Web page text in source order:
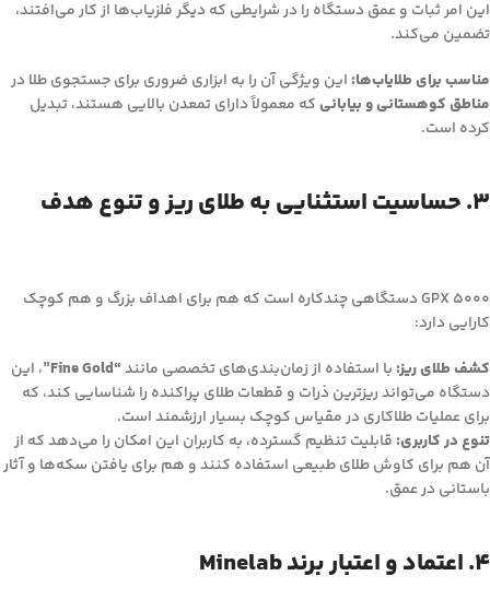
این امر ثبات و عمق دستگاه را در شرایطی که دیگر فلزیاب‌ها از کار می‌افتند،
تضمین می‌کند.
مناسب برای طلایاب‌ها: این ویژگی آن را به ابزاری ضروری برای جستجوی طلا در
مناطق کوهستانی و بیابانیکه معمولاً دارای تمعدن بالایی هستند، تبدیل
کرده است.
۳. حساسیت استثنایی به طلای ریز و تنوع هدف
GPX 5000 دستگاهی چندکاره است که هم برای اهداف بزرگ و هم کوچک
کارایی دارد:
کشف طلای ریز: با استفاده از زمان‌بندی‌های تخصصی مانند“Fine Gold”
، این
دستگاه می‌تواند ریزترین ذرات و قطعات طلای پراکنده را شناسایی کند، که
برای عملیات طلاکاری در مقیاس کوچک بسیار ارزشمند است.
تنوع در کاربری: قابلیت تنظیم گسترده، به کاربران این امکان را می‌دهد که از
آن هم برای کاوش طلای طبیعی استفاده کنند و هم برای یافتن سکه‌ها و آثار
باستانی در عمق.
۴. اعتماد و اعتبار برند Minelab